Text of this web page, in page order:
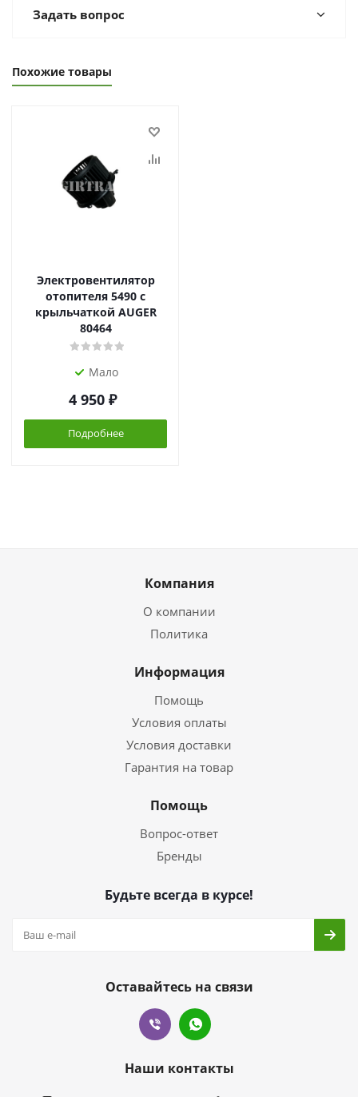
Задать вопрос
Похожие товары
Электровентилятор
отопителя 5490 с
крыльчаткой AUGER
80464
Мало
4 950 ₽
Подробнее
Компания
О компании
Политика
Информация
Помощь
Условия оплаты
Условия доставки
Гарантия на товар
Помощь
Вопрос-ответ
Бренды
Будьте всегда в курсе!
Оставайтесь на связи
Наши контакты